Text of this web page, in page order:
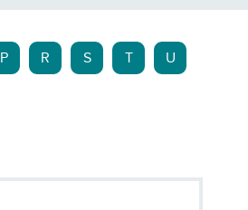
P R S T U